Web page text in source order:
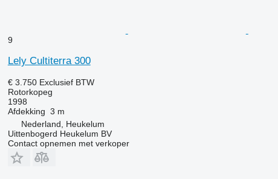
9
Lely Cultiterra 300
€ 3.750 Exclusief BTW
Rotorkopeg
1998
Afdekking 3 m
Nederland, Heukelum
Uittenbogerd Heukelum BV
Contact opnemen met verkoper